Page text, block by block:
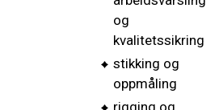
og
kvalitetssikring
stikking og
oppmåling